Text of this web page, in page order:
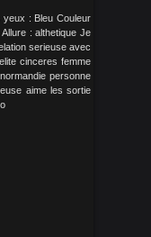
yeux : Bleu Couleur
: althetique Je
serieuse avec
cinceres femme
personne
aime les sortie